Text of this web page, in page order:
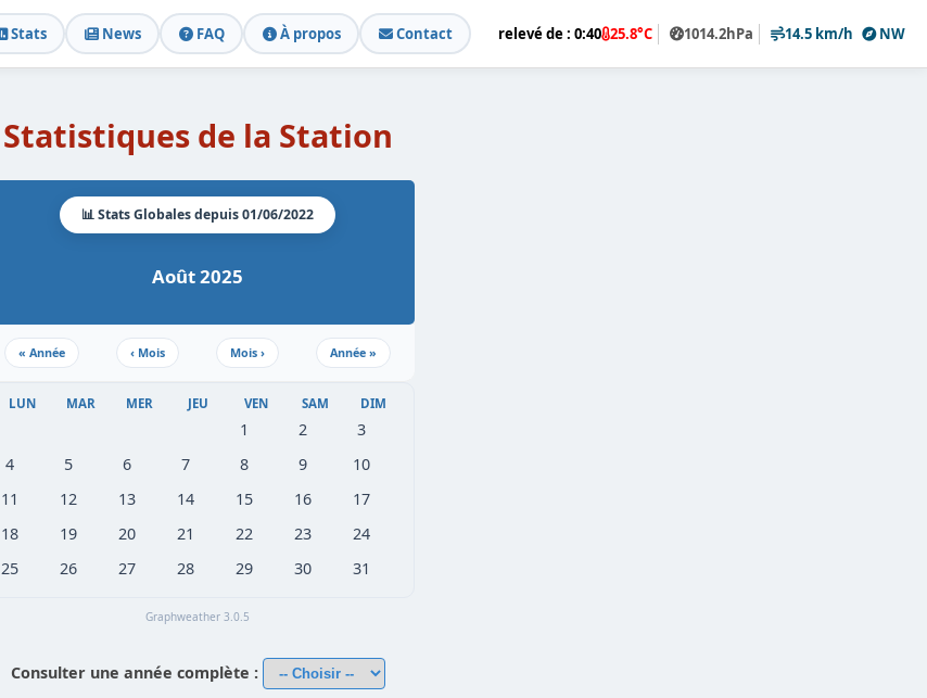
Stats News FAQ À propos Contact relevé de : 0:40 25.8°C 1014.2hPa 14.5 km/h NW
Statistiques de la Station
📊 Stats Globales depuis 01/06/2022
Août 2025
« Année ‹ Mois Mois › Année »
LUN MAR MER JEU VEN SAM DIM
1 2
3
4
5 6 7 8 9
10
11
12 13 14 15 16
17
18
19 20 21 22 23
24
25
26 27 28 29 30 31
Graphweather 3.0.5
Consulter une année complète :